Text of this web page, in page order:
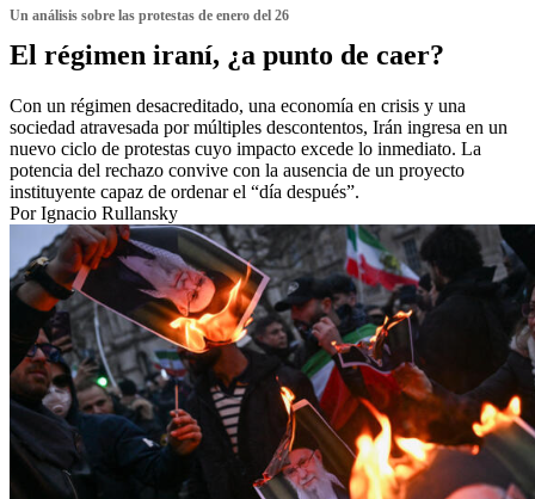
Un análisis sobre las protestas de enero del 26
El régimen iraní, ¿a punto de caer?
Con un régimen desacreditado, una economía en crisis y una
sociedad atravesada por múltiples descontentos, Irán ingresa en un
nuevo ciclo de protestas cuyo impacto excede lo inmediato. La
potencia del rechazo convive con la ausencia de un proyecto
instituyente capaz de ordenar el “día después”.
Por Ignacio Rullansky